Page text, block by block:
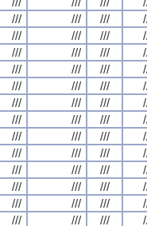
/// /// ///
/// /// ///
/// /// ///
/// /// ///
/// /// ///
/// /// ///
/// /// ///
/// /// ///
/// /// ///
/// /// ///
/// /// ///
/// /// ///
/// /// ///
/// /// ///
/// /// ///
/// /// ///
/// /// ///
/// /// ///
/// /// ///
/// /// ///
/// /// ///
/// /// ///
/// /// ///
/// /// ///
/// /// ///
/// /// ///
/// /// ///
/// /// ///
/// /// ///
/// /// ///
/// /// ///
/// /// ///
/// /// ///
/// /// ///
/// /// ///
/// /// ///
/// /// ///
/// /// ///
/// /// ///
/// /// ///
/// /// ///
/// /// ///
/// /// ///
/// /// ///
/// /// ///
/// /// ///
/// /// ///
/// /// ///
/// /// ///
/// /// ///
/// /// ///
/// /// ///